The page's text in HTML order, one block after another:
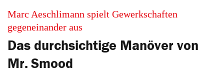
Marc Aeschlimann spielt Gewerkschaften
gegeneinander aus
Das durchsichtige Manöver von
Mr. Smood